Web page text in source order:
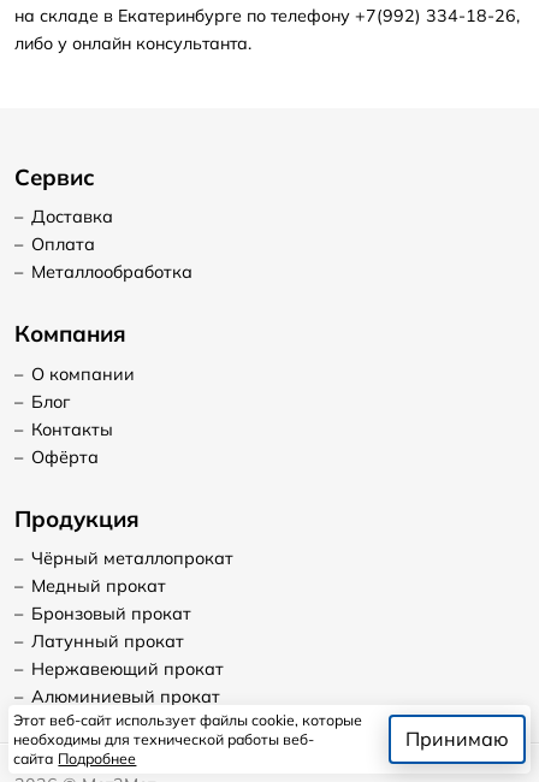
на складе в Екатеринбурге по телефону +7(992) 334-18-26,
либо у онлайн консультанта.
Сервис
– Доставка
– Оплата
– Металлообработка
Компания
– О компании
– Блог
– Контакты
– Офёрта
Продукция
– Чёрный металлопрокат
– Медный прокат
– Бронзовый прокат
– Латунный прокат
– Нержавеющий прокат
– Алюминиевый прокат
Этот веб-сайт использует файлы cookie, которые
необходимы для технической работы веб-
сайта Подробнее
Принимаю